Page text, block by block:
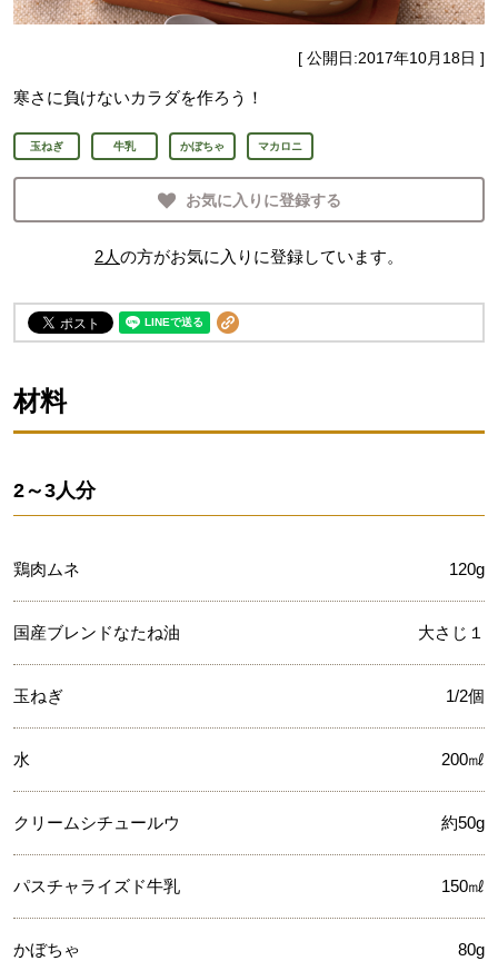
[ 公開日:2017年10月18日 ]
寒さに負けないカラダを作ろう！
玉ねぎ 牛乳 かぼちゃ マカロニ
お気に入りに登録する
2人の方がお気に入りに登録しています。
材料
2～3人分
鶏肉ムネ 120g
国産ブレンドなたね油 大さじ１
玉ねぎ 1/2個
水 200㎖
クリームシチュールウ 約50g
パスチャライズド牛乳 150㎖
かぼちゃ 80g